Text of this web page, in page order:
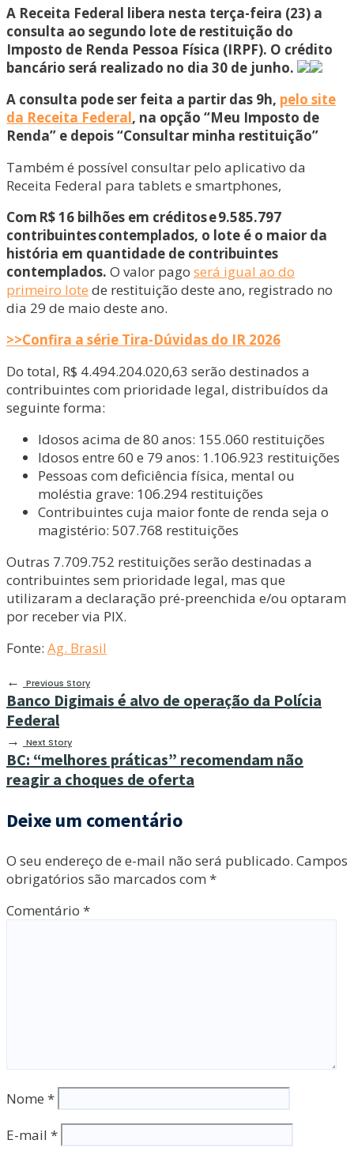
A Receita Federal libera nesta terça-feira (23) a
consulta ao segundo lote de restituição do
Imposto de Renda Pessoa Física (IRPF). O crédito
bancário será realizado no dia 30 de junho.
A consulta pode ser feita a partir das 9h, pelo site
da Receita Federal, na opção “Meu Imposto de
Renda” e depois “Consultar minha restituição”
Também é possível consultar pelo aplicativo da
Receita Federal para tablets e smartphones,
Com R$ 16 bilhões em créditos e 9.585.797
contribuintes contemplados, o lote é o maior da
história em quantidade de contribuintes
contemplados. O valor pago será igual ao do
primeiro lote de restituição deste ano, registrado no
dia 29 de maio deste ano.
>>Confira a série Tira-Dúvidas do IR 2026
Do total, R$ 4.494.204.020,63 serão destinados a
contribuintes com prioridade legal, distribuídos da
seguinte forma:
Idosos acima de 80 anos: 155.060 restituições
Idosos entre 60 e 79 anos: 1.106.923 restituições
Pessoas com deficiência física, mental ou
moléstia grave: 106.294 restituições
Contribuintes cuja maior fonte de renda seja o
magistério: 507.768 restituições
Outras 7.709.752 restituições serão destinadas a
contribuintes sem prioridade legal, mas que
utilizaram a declaração pré-preenchida e/ou optaram
por receber via PIX.
Fonte: Ag. Brasil
←
Previous Story
Banco Digimais é alvo de operação da Polícia
Federal
→ Next Story
BC: “melhores práticas” recomendam não
reagir a choques de oferta
Deixe um comentário
O seu endereço de e-mail não será publicado. Campos
obrigatórios são marcados com *
Comentário *
Nome *
E-mail *